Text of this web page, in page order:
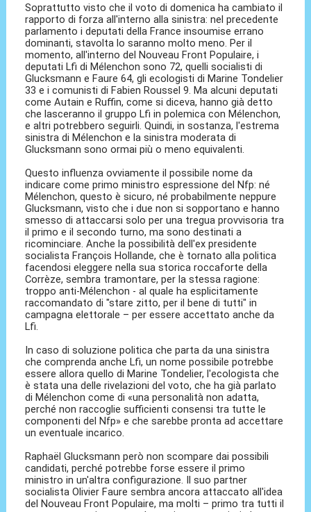
Soprattutto visto che il voto di domenica ha cambiato il
rapporto di forza all'interno alla sinistra: nel precedente
parlamento i deputati della France insoumise errano
dominanti, stavolta lo saranno molto meno. Per il
momento, all'interno del Nouveau Front Populaire, i
deputati Lfi di Mélenchon sono 72, quelli socialisti di
Glucksmann e Faure 64, gli ecologisti di Marine Tondelier
33 e i comunisti di Fabien Roussel 9. Ma alcuni deputati
come Autain e Ruffin, come si diceva, hanno già detto
che lasceranno il gruppo Lfi in polemica con Mélenchon,
e altri potrebbero seguirli. Quindi, in sostanza, l'estrema
sinistra di Mélenchon e la sinistra moderata di
Glucksmann sono ormai più o meno equivalenti.
Questo influenza ovviamente il possibile nome da
indicare come primo ministro espressione del Nfp: né
Mélenchon, questo è sicuro, né probabilmente neppure
Glucksmann, visto che i due non si sopportano e hanno
smesso di attaccarsi solo per una tregua provvisoria tra
il primo e il secondo turno, ma sono destinati a
ricominciare. Anche la possibilità dell'ex presidente
socialista François Hollande, che è tornato alla politica
facendosi eleggere nella sua storica roccaforte della
Corrèze, sembra tramontare, per la stessa ragione:
troppo anti-Mélenchon - al quale ha esplicitamente
raccomandato di "stare zitto, per il bene di tutti" in
campagna elettorale – per essere accettato anche da
Lfi.
In caso di soluzione politica che parta da una sinistra
che comprenda anche Lfi, un nome possibile potrebbe
essere allora quello di Marine Tondelier, l'ecologista che
è stata una delle rivelazioni del voto, che ha già parlato
di Mélenchon come di «una personalità non adatta,
perché non raccoglie sufficienti consensi tra tutte le
componenti del Nfp» e che sarebbe pronta ad accettare
un eventuale incarico.
Raphaël Glucksmann però non scompare dai possibili
candidati, perché potrebbe forse essere il primo
ministro in un'altra configurazione. Il suo partner
socialista Olivier Faure sembra ancora attaccato all'idea
del Nouveau Front Populaire, ma molti – primo tra tutti il